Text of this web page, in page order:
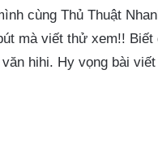
cùng Thủ Thuật
mà viết thử xem!!
hihi. Hy vọng bài